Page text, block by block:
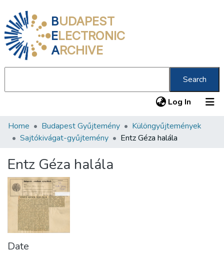
BUDAPEST
ELECTRONIC
ARCHIVE
Search
Log In (current)
Communities & Collections
Statistics
About us
Home Budapest Gyűjtemény
Különgyűjtemények
Sajtókivágat-gyűjtemény
Entz Géza halála
Entz Géza halála
Date